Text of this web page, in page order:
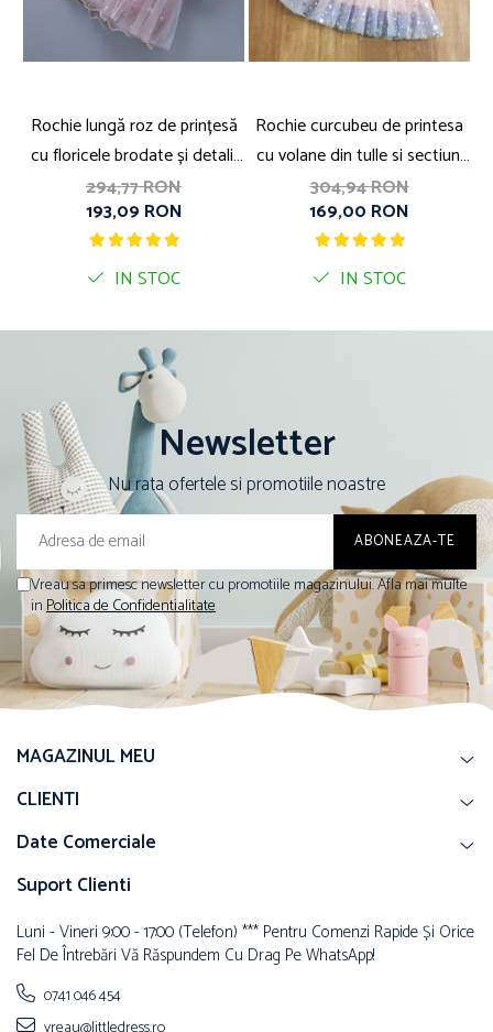
Rochie lungă roz de prințesă
cu floricele brodate și detalii
transparente
294,77 RON
193,09 RON
IN STOC
Rochie curcubeu de printesa
cu volane din tulle si sectiuni
transparente
304,94 RON
169,00 RON
IN STOC
Newsletter
Nu rata ofertele si promotiile noastre
Vreau sa primesc newsletter cu promotiile magazinului. Afla mai multe
inPolitica de Confidentialitate
MAGAZINUL MEU
CLIENTI
Date Comerciale
Suport Clienti
Luni - Vineri 9:00 - 17:00 (telefon) *** Pentru Comenzi Rapide Și Orice
Fel De Întrebări Vă Răspundem Cu Drag Pe WhatsApp!
0741 046 454